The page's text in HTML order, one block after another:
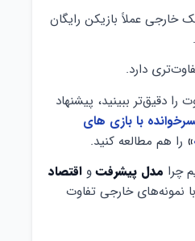
خارجی عملاً بازیکن رایگان
دارد.
را دقیق‌تر ببینید، پیشنهاد
با بازی های
» را هم مطالعه کنید.
چرا مدل پیشرفتو اقتصاد
خارجی تفاوت